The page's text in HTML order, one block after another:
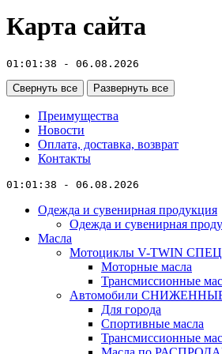
Карта сайта
01:01:38 - 06.08.2026
Свернуть все Развернуть все
Преимущества
Новости
Оплата, доставка, возврат
Контакты
01:01:38 - 06.08.2026
Одежда и сувенирная продукция
Одежда и сувенирная
Масла
Мотоциклы V-TWIN
Моторные масла
Трансмиссионные
Автомобили
Для города
Спортивные масла
Трансмиссионные